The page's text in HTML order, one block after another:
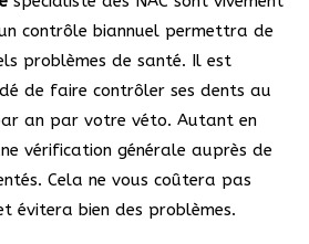
contrôle biannuel permettra de
problèmes de santé. Il est
de faire contrôler ses dents au
an par votre véto. Autant en
vérification générale auprès de
Cela ne vous coûtera pas
évitera bien des problèmes.